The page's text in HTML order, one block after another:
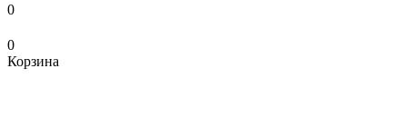
0
0
Корзина